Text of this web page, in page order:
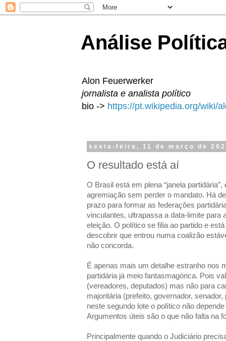
Análise
Alon Feuerwerker
jornalista e analista político
bio -> https://pt.wikipedia.org/wiki/
sexta-feira, 11 de março de
O resultado está aí
O Brasil está em plena “janela
agremiação sem perder o mandato. Há
prazo para formar as federações
vinculantes, ultrapassa a data-limite para
eleição. O político se filia ao partido e
descobrir que entrou numa coalizão
não concorda.
É apenas mais um detalhe estranho nos
partidária já meio fantasmagórica. Pois
(vereadores, deputados) mas não para
majoritária (prefeito, governador,
neste segundo lote o político não
Argumentos úteis são o que não falta na
Principalmente quando o Judiciário